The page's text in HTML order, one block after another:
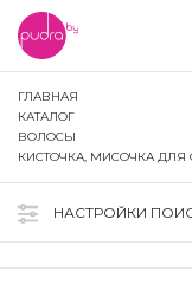
ГЛАВНАЯ
КАТАЛОГ
ВОЛОСЫ
КИСТОЧКА, МИСОЧКА
НАСТРОЙКИ